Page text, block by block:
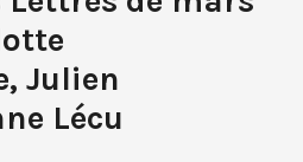
Julien
Lécu